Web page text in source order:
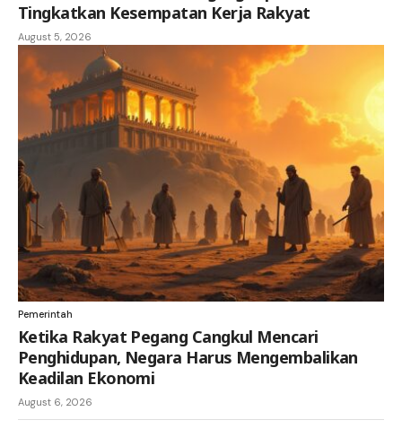
Tingkatkan Kesempatan Kerja Rakyat
August 5, 2026
Pemerintah
Ketika Rakyat Pegang Cangkul Mencari
Penghidupan, Negara Harus Mengembalikan
Keadilan Ekonomi
August 6, 2026